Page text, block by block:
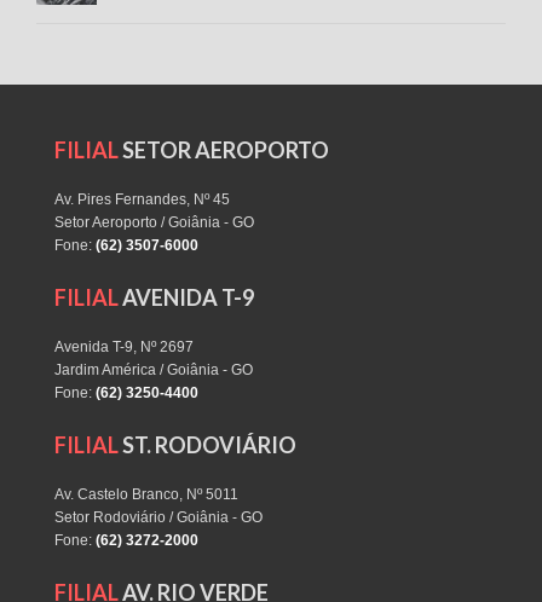
FILIALSETOR AEROPORTO
Av. Pires Fernandes, Nº 45
Setor Aeroporto / Goiânia - GO
Fone: (62) 3507-6000
FILIALAVENIDA T-9
Avenida T-9, Nº 2697
Jardim América / Goiânia - GO
Fone: (62) 3250-4400
FILIALST. RODOVIÁRIO
Av. Castelo Branco, Nº 5011
Setor Rodoviário / Goiânia - GO
Fone: (62) 3272-2000
FILIALAV. RIO VERDE